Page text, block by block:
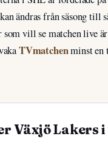
ändras från säsong till
som vill se matchen live
TVmatchenminst en
Växjö Lakers